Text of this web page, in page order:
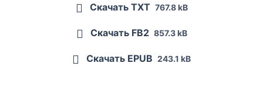
Скачать TXT 767.8 kB
Скачать FB2 857.3 kB
Скачать EPUB 243.1 kB